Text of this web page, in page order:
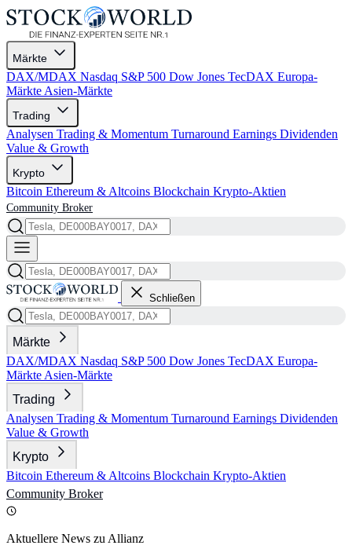
Märkte
DAX/MDAX Nasdaq S&P 500 Dow Jones TecDAX Europa-
Märkte Asien-Märkte
Trading
Analysen Trading & Momentum Turnaround Earnings Dividenden
Value & Growth
Krypto
Bitcoin Ethereum & Altcoins Blockchain Krypto-Aktien
Community Broker
Schließen
Märkte
DAX/MDAX Nasdaq S&P 500 Dow Jones TecDAX Europa-
Märkte Asien-Märkte
Trading
Analysen Trading & Momentum Turnaround Earnings Dividenden
Value & Growth
Krypto
Bitcoin Ethereum & Altcoins Blockchain Krypto-Aktien
Community Broker
Aktuellere News zu Allianz